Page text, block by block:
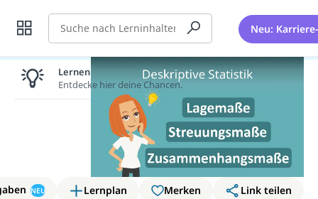
Suche Neu:
NEU Lernplan Merken
Link teilen
Lernen lohnt sich!
Entdecke hier deine Chancen.